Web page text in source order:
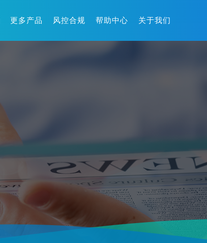
更多产品 风控合规 帮助中心 关于我们